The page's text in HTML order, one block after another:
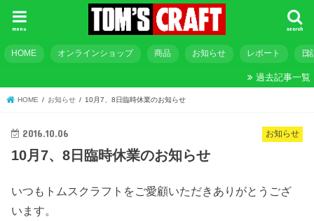
search
menu
HOME オンラインショップ 商品 お知らせ レポート 日
過去記事一覧
HOME お知らせ 10月7、8日臨時休業のお知らせ
お知らせ
2016.10.06
10月7、8日臨時休業のお知らせ
いつもトムスクラフトをご愛顧いただきありがとうござ
います。